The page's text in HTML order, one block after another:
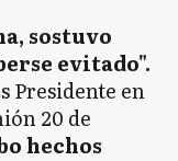
sostuvo
evitado".
Presidente en
20 de
hechos